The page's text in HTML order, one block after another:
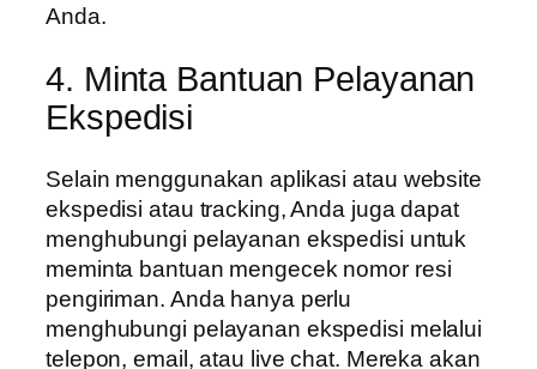
Anda.
4. Minta Bantuan Pelayanan
Ekspedisi
Selain menggunakan aplikasi atau website
ekspedisi atau tracking, Anda juga dapat
menghubungi pelayanan ekspedisi untuk
meminta bantuan mengecek nomor resi
pengiriman. Anda hanya perlu
menghubungi pelayanan ekspedisi melalui
telepon, email, atau live chat. Mereka akan